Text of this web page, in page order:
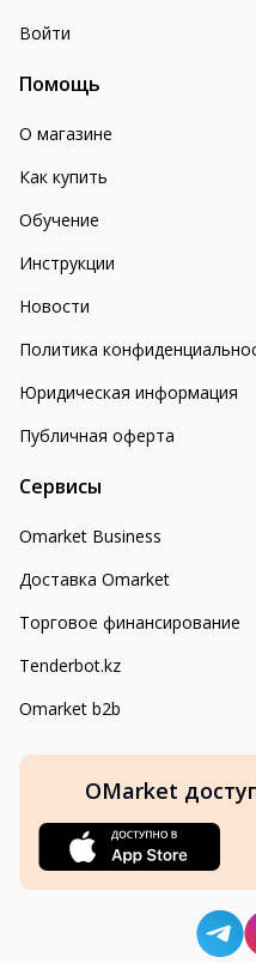
Войти
Помощь
О магазине
Как купить
Обучение
Инструкции
Новости
Политика
Юридическая информация
Публичная оферта
Сервисы
Omarket Business
Доставка Omarket
Торговое финансирование
Tenderbot.kz
Omarket b2b
OMarket